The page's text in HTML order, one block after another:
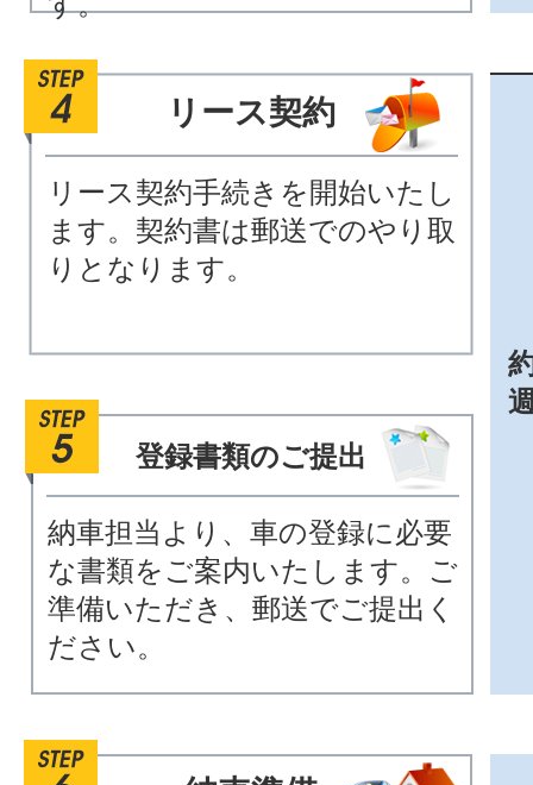
リース契約
リース契約手続きを開始いたし
ます。契約書は郵送でのやり取
りとなります。
登録書類のご提出
納車担当より、車の登録に必要
な書類をご案内いたします。ご
準備いただき、郵送でご提出く
ださい。